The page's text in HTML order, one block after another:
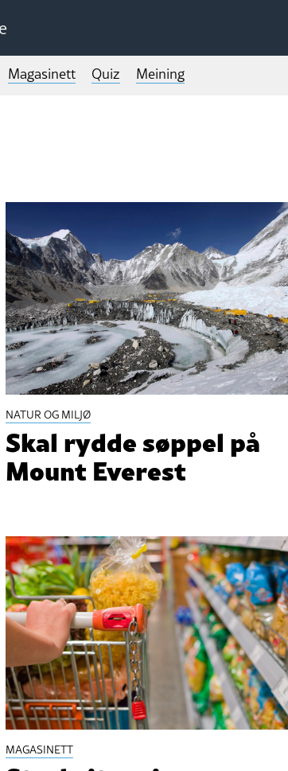
Magasinett Quiz Meining
NATUR OG MILJØ
Skal rydde søppel på
Mount Everest
MAGASINETT